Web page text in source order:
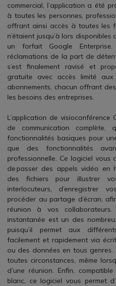
commercial, l’application a été
à toutes les personnes,
offrant ainsi accès à toutes les
n’étaient jusqu’à lors
un forfait Google
réclamations de la part de
s’est finalement ravisé et
gratuite avec accès limité aux
abonnements, chacun offrant
les besoins des entreprises.
L’application de
de communication
fonctionnalités basiques pour
que des fonctionnalités
professionnelle. Ce logiciel vous
de passer des appels vidéo en
des fichiers pour illustrer
interlocuteurs, d’enregistrer
procéder au partage d’écran,
réunion à vos
instantanée est un des
puisqu’il permet aux
facilement et rapidement via
ou des données en tous genres.
toutes circonstances, même
d’une réunion. Enfin,
blanc, ce logiciel vous permet